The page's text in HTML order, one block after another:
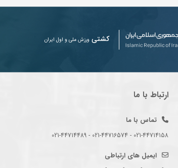
کشتی ورزش ملی و اول ایران
ارتباط با ما
تماس با ما
021-44714158 - 021-44716574 - 021-44714489
ایمیل های ارتباطی